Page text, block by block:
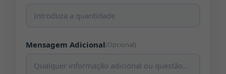
Mensagem Adicional(Opcional)